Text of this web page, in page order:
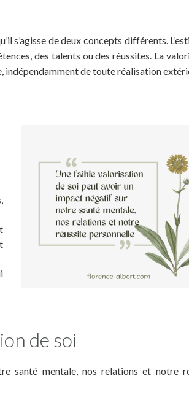
s’agisse de deux concepts différents.
des talents ou des réussites. La
indépendamment de toute réalisation
de soi
santé mentale, nos relations et notre